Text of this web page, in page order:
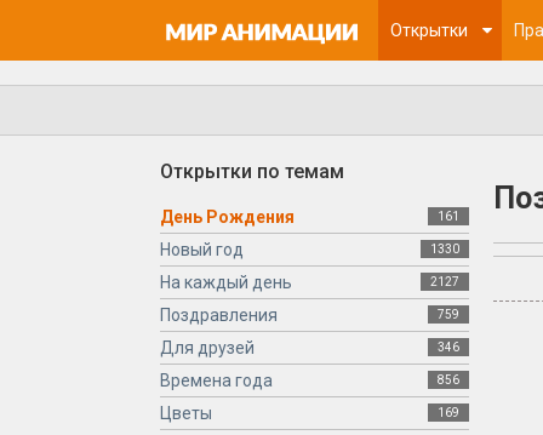
Открытки
Открытки по темам
День Рождения 161
Новый год 1330
На каждый день 2127
Поздравления 759
Для друзей 346
Времена года 856
Цветы 169